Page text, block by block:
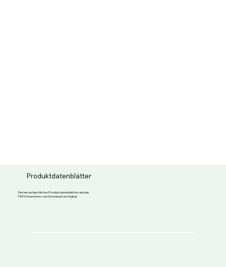
Produktdatenblätter
Die hier aufgeführten Produktdatenblätter sind als
PDF-Dokumente zum Download verfügbar.